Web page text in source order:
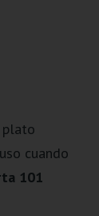
plato
cuando
101